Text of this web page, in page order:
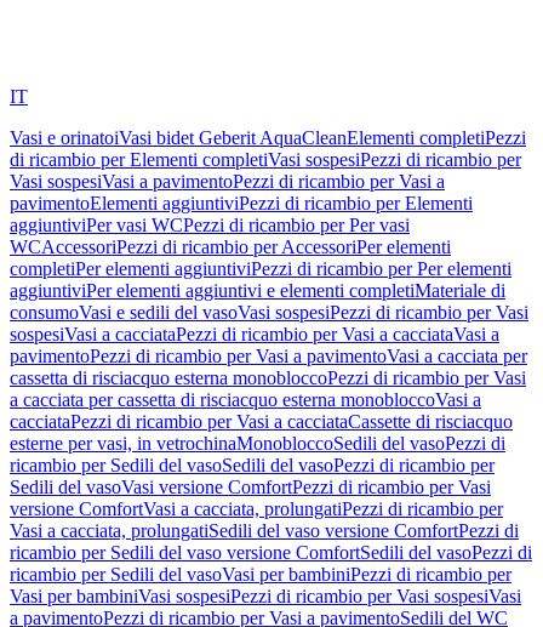
IT
Vasi e orinatoiVasi bidet Geberit AquaCleanElementi completiPezzi
di ricambio per Elementi completiVasi sospesiPezzi di ricambio per
Vasi sospesiVasi a pavimentoPezzi di ricambio per Vasi a
pavimentoElementi aggiuntiviPezzi di ricambio per Elementi
aggiuntiviPer vasi WCPezzi di ricambio per Per vasi
WCAccessoriPezzi di ricambio per AccessoriPer elementi
completiPer elementi aggiuntiviPezzi di ricambio per Per elementi
aggiuntiviPer elementi aggiuntivi e elementi completiMateriale di
consumoVasi e sedili del vasoVasi sospesiPezzi di ricambio per Vasi
sospesiVasi a cacciataPezzi di ricambio per Vasi a cacciataVasi a
pavimentoPezzi di ricambio per Vasi a pavimentoVasi a cacciata per
cassetta di risciacquo esterna monobloccoPezzi di ricambio per Vasi
a cacciata per cassetta di risciacquo esterna monobloccoVasi a
cacciataPezzi di ricambio per Vasi a cacciataCassette di risciacquo
esterne per vasi, in vetrochinaMonobloccoSedili del vasoPezzi di
ricambio per Sedili del vasoSedili del vasoPezzi di ricambio per
Sedili del vasoVasi versione ComfortPezzi di ricambio per Vasi
versione ComfortVasi a cacciata, prolungatiPezzi di ricambio per
Vasi a cacciata, prolungatiSedili del vaso versione ComfortPezzi di
ricambio per Sedili del vaso versione ComfortSedili del vasoPezzi di
ricambio per Sedili del vasoVasi per bambiniPezzi di ricambio per
Vasi per bambiniVasi sospesiPezzi di ricambio per Vasi sospesiVasi
a pavimentoPezzi di ricambio per Vasi a pavimentoSedili del WC